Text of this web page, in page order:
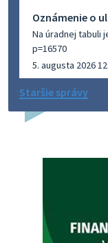
Oznámenie o
Na úradnej tabuli
p=16570
5. augusta 2026
Dovolenka -
prípady bude
Zajtrajší zvoz
Staršie správy